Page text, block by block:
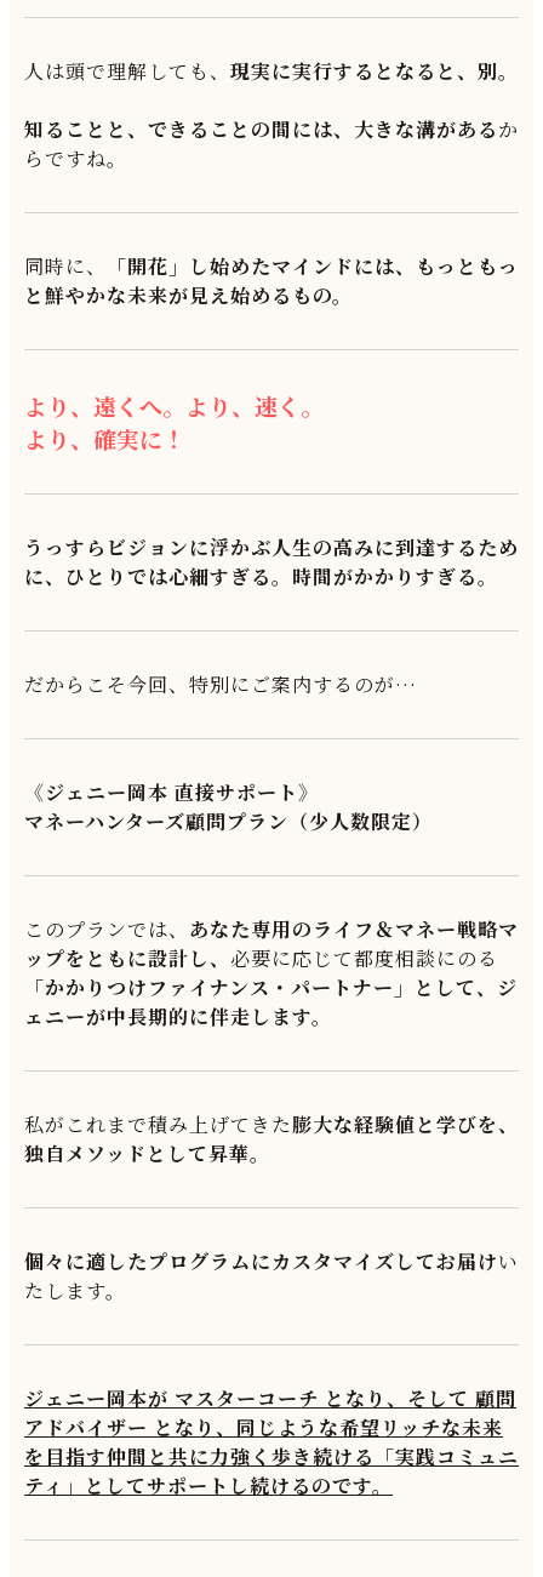
人は頭で理解しても、 現実に実行するとなると、 別。
知ることと、できることの間には、大きな溝があるか
らですね。
同時に、
「開花」し始めたマインドには、もっともっ
と鮮やかな未来が見え始めるもの。
より、遠くへ。より、速く。
より、確実に！
うっすらビジョンに浮かぶ人生の高みに到達するため
に、ひとりでは心細すぎる。時間がかかりすぎる。
だからこそ今回、特別にご案内するのが…
《ジェニー岡本 直接サポート》
マネーハンターズ顧問プラン（少人数限定）
このプランでは、 あなた専用のライフ＆マネー戦略マ
ップをともに設計し、 必要に応じて都度相談にのる
「かかりつけファイナンス・パートナー」として、ジ
ェニーが中長期的に伴走します。
私がこれまで積み上げてきた膨大な経験値と学びを、
独自メソッドとして昇華。
個々に適したプログラムにカスタマイズしてお届けい
たします。
ジェニー岡本が マスターコーチ となり、そして 顧問
アドバイザー となり、同じような希望リッチな未来
を目指す仲間と共に力強く歩き続ける「実践コミュニ
ティ」としてサポートし続けるのです。